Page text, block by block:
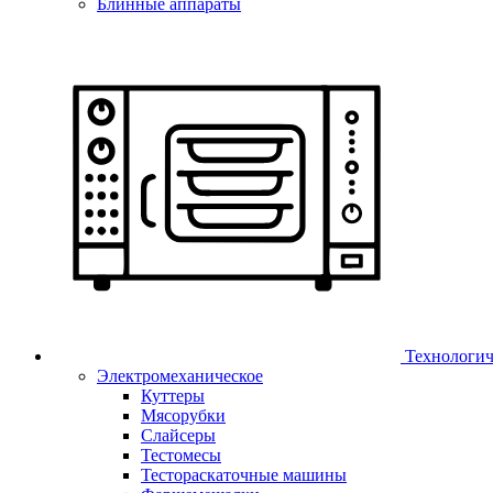
Электромеханическое
Куттеры
Мясорубки
Слайсеры
Тестомесы
Тестораскаточные машины